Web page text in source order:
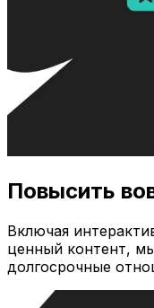
Повысить
Включая
ценный контент,
долгосрочные